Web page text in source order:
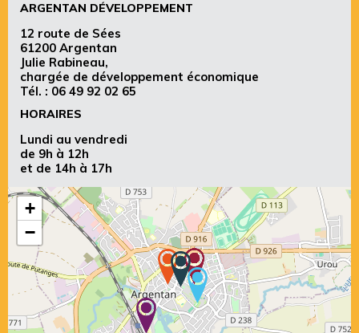
ARGENTAN DÉVELOPPEMENT
12 route de Sées
61200 Argentan
Julie Rabineau,
chargée de développement économique
Tél. : 06 49 92 02 65
HORAIRES
Lundi au vendredi
de 9h à 12h
et de 14h à 17h
+
−